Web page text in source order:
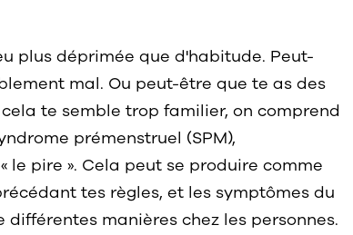
plus déprimée que d'habitude. Peut-
mal. Ou peut-être que te as des
te semble trop familier, on comprend
prémenstruel (SPM),
le pire ». Cela peut se produire comme
tes règles, et les symptômes du
différentes manières chez les personnes.